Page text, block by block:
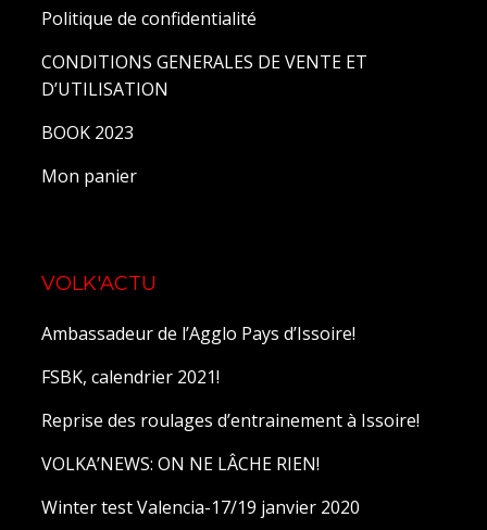
Politique de confidentialité
CONDITIONS GENERALES DE VENTE ET
D’UTILISATION
BOOK 2023
Mon panier
VOLK'ACTU
Ambassadeur de l’Agglo Pays d’Issoire!
FSBK, calendrier 2021!
Reprise des roulages d’entrainement à Issoire!
VOLKA’NEWS: ON NE LÂCHE RIEN!
Winter test Valencia-17/19 janvier 2020